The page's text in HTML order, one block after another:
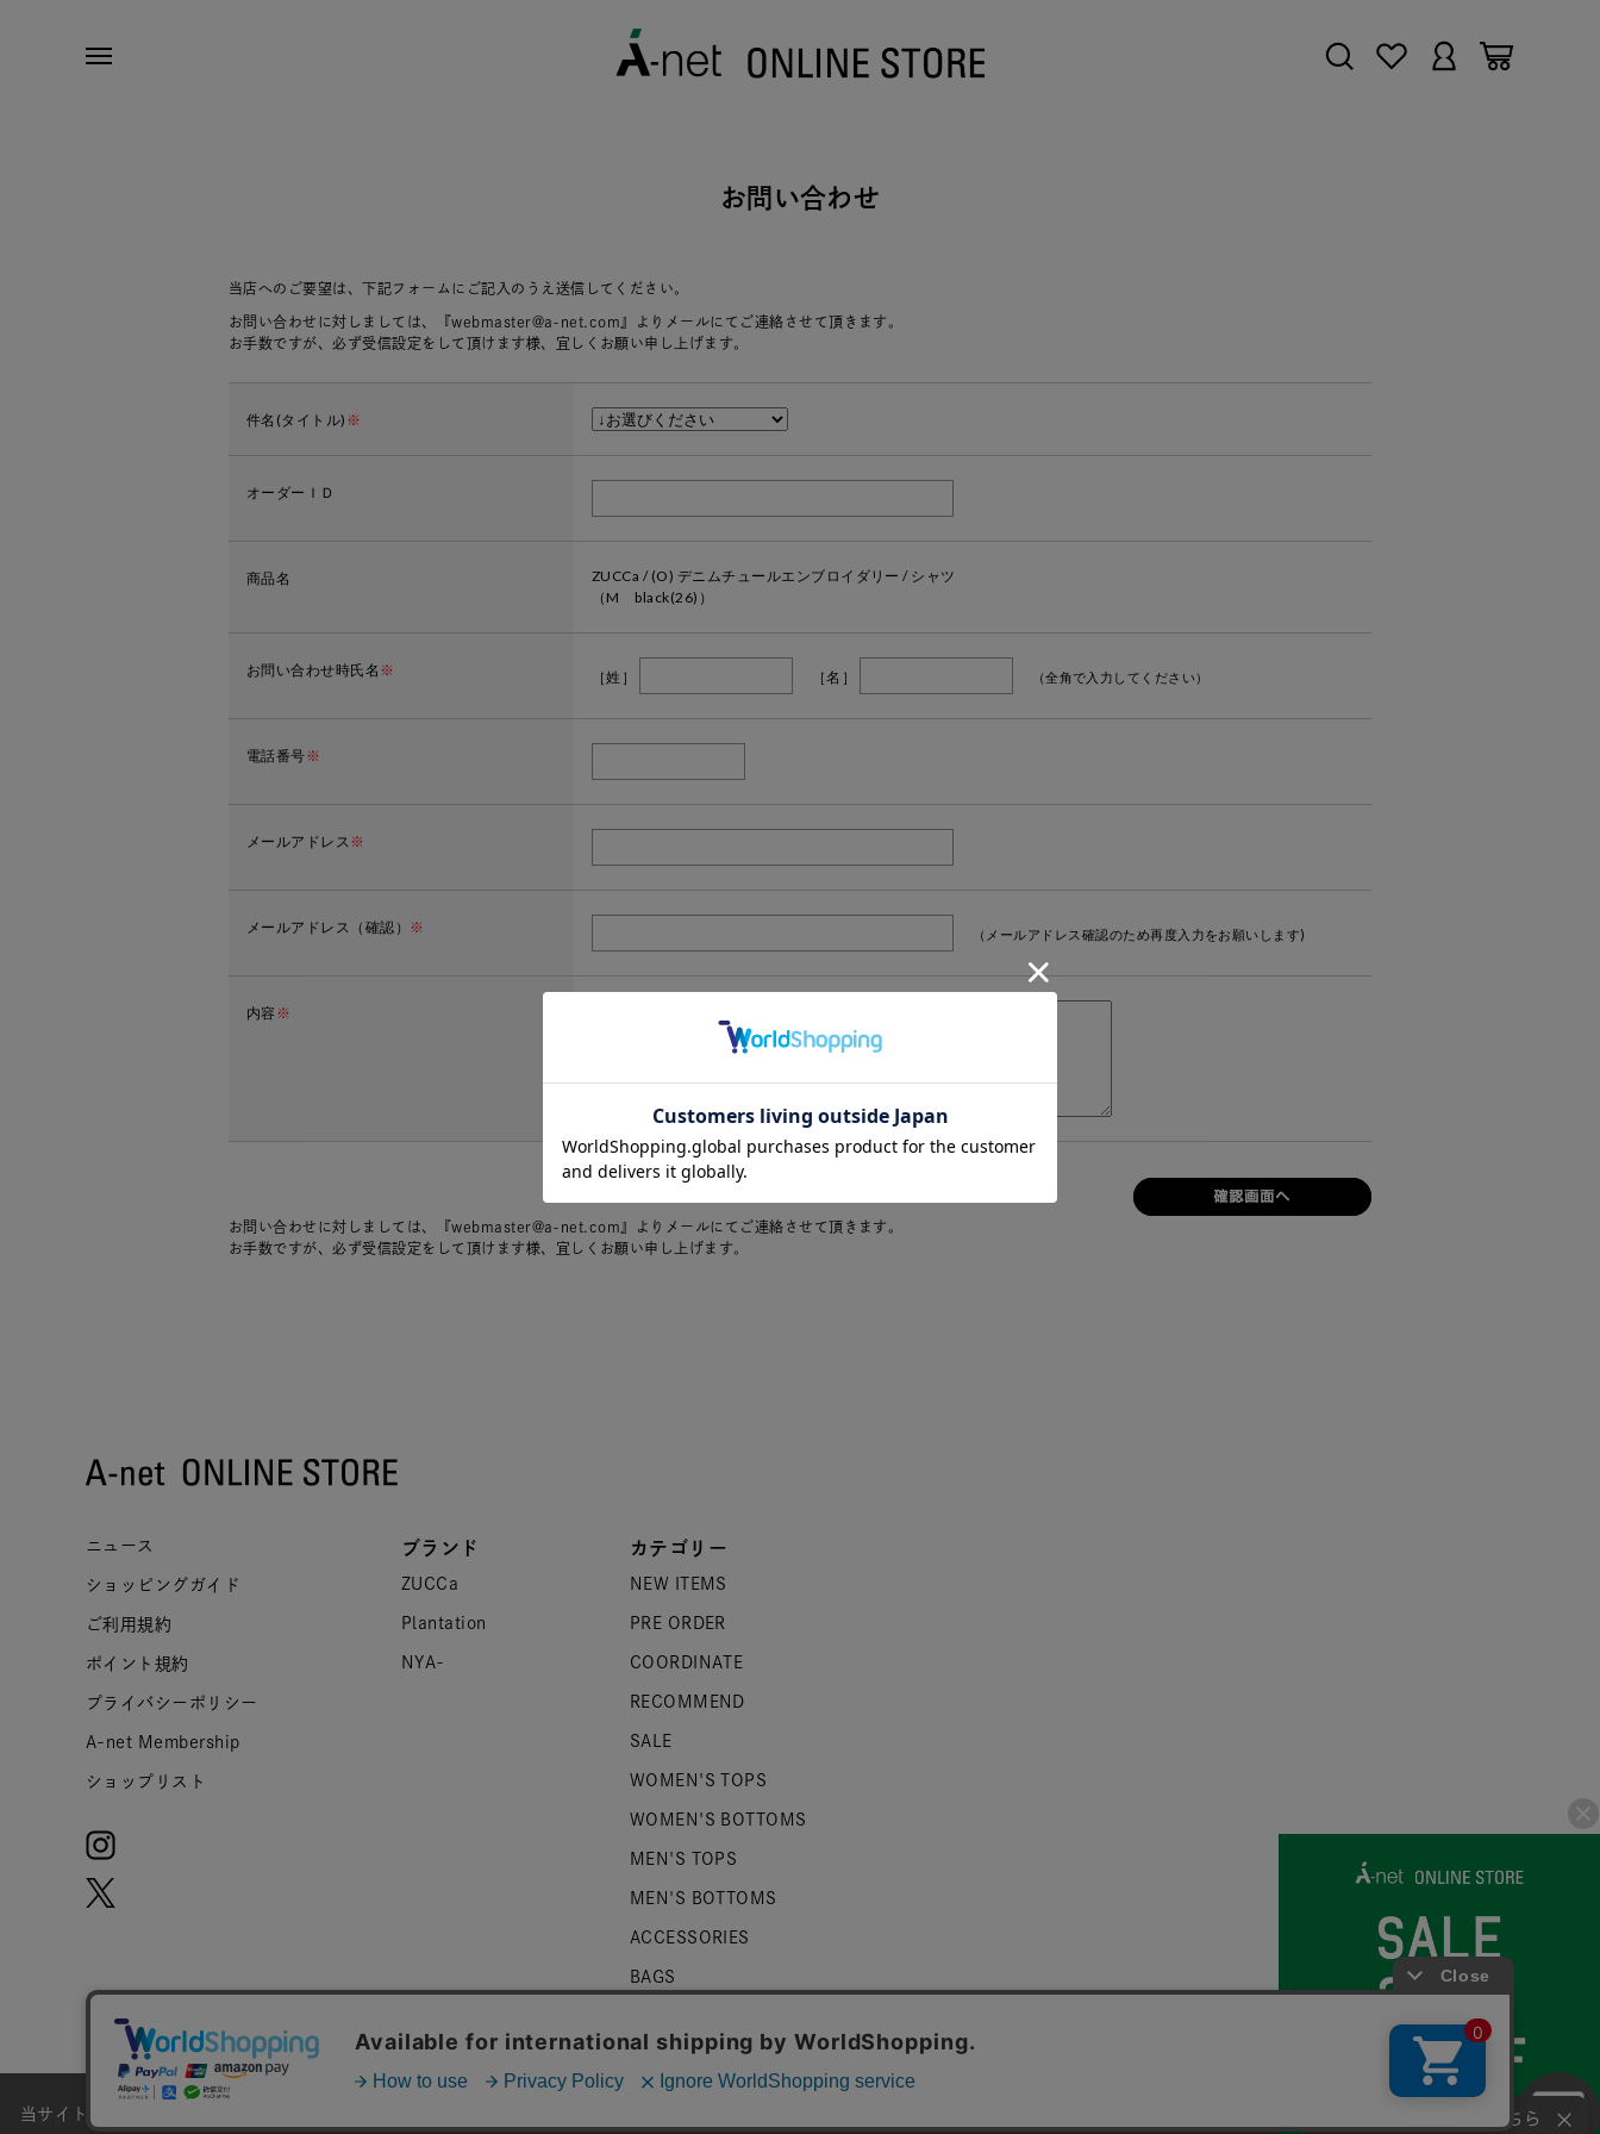
お問い合わせ
当店へのご要望は、下記フォームにご記入のうえ送信してください。
お問い合わせに対しましては、『webmaster@a-net.com』よりメールにてご連絡させて頂きます。
お手数ですが、必ず受信設定をして頂けます様、宜しくお願い申し上げます。
件名(タイトル) ※
オーダーＩＤ
商品名
ZUCCa / (O) デニムチュールエンブロイダリー / シャツ
（M black(26)）
お問い合わせ時氏名 ※ ［姓］ ［名］ （全角で入力してください）
電話番号※
メールアドレス※
メールアドレス（確認） ※ （メールアドレス確認のため再度入力をお願いします)
内容 ※
お問い合わせに対しましては、『webmaster@a-net.com』よりメールにてご連絡させて頂きます。
お手数ですが、必ず受信設定をして頂けます様、宜しくお願い申し上げます。
ニュース
ショッピングガイド
ご利用規約
ポイント規約
プライバシーポリシー
A-net Membership
ショップリスト
ブランド
ZUCCa
Plantation
NYA-
カテゴリー
NEW ITEMS
PRE ORDER
COORDINATE
RECOMMEND
SALE
WOMEN'S TOPS
WOMEN'S BOTTOMS
MEN'S TOPS
MEN'S BOTTOMS
ACCESSORIES
BAGS
ZUCCa LOGO
BASIC © 2007-2026 A-net Inc.
当サイトではお客様のウェブサイト体験をより向上させる為にCookieを使用しております。詳細は お問い合わせはこちら